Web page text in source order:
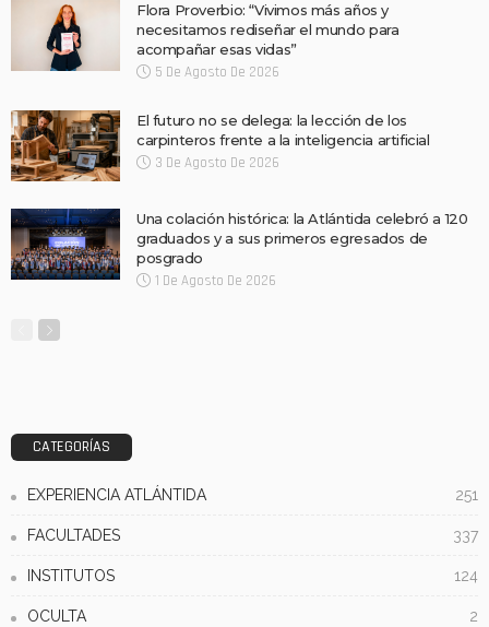
Flora Proverbio: “Vivimos más años y
necesitamos rediseñar el mundo para
acompañar esas vidas”
5 De Agosto De 2026
El futuro no se delega: la lección de los
carpinteros frente a la inteligencia artificial
3 De Agosto De 2026
Una colación histórica: la Atlántida celebró a 120
graduados y a sus primeros egresados de
posgrado
1 De Agosto De 2026
CATEGORÍAS
EXPERIENCIA ATLÁNTIDA 251
FACULTADES 337
INSTITUTOS 124
OCULTA 2